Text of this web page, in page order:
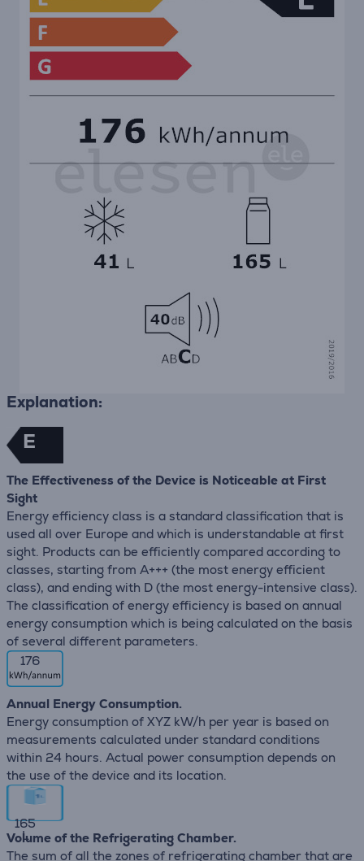
Explanation:
E
The Effectiveness of the Device is Noticeable at First
Sight
Energy efficiency class is a standard classification that is
used all over Europe and which is understandable at first
sight. Products can be efficiently compared according to
classes, starting from A+++ (the most energy efficient
class), and ending with D (the most energy-intensive class).
The classification of energy efficiency is based on annual
energy consumption which is being calculated on the basis
of several different parameters.
176
Annual Energy Consumption.
Energy consumption of XYZ kW/h per year is based on
measurements calculated under standard conditions
within 24 hours. Actual power consumption depends on
the use of the device and its location.
165
L
Volume of the Refrigerating Chamber.
The sum of all the zones of refrigerating chamber that are